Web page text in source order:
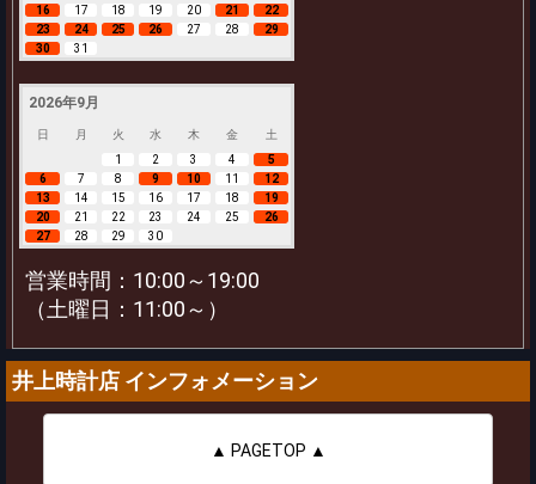
16
17 18 19 20 21
22
23
24 25 26 27 28
29
30
31
2026年9月
日 月 火 水 木 金
土
1
2 3 4
5
6
7 8 9 10 11
12
13
14 15 16 17 18
19
20
21 22 23 24 25
26
27
28 29 30
営業時間：10:00～19:00
（土曜日：11:00～）
井上時計店 インフォメーション
▲ PAGETOP ▲